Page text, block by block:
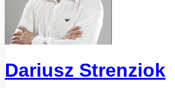
Dariusz Strenziok